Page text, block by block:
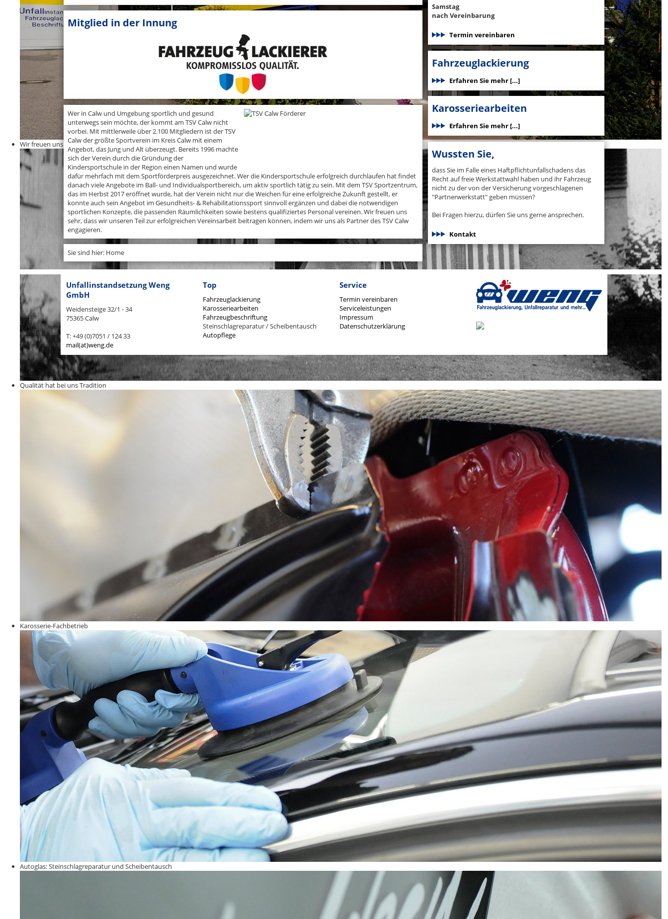
Wir freuen uns auf Ihren Besuch
Qualität hat bei uns Tradition
Karosserie-Fachbetrieb
Autoglas: Steinschlagreparatur und Scheibentausch
Samstag
nach Vereinbarung
Termin vereinbaren
Mitglied in der Innung
Fahrzeuglackierung
Erfahren Sie mehr [...]
Karosseriearbeiten
Erfahren Sie mehr [...]
Wer in Calw und Umgebung sportlich und gesund
unterwegs sein möchte, der kommt am TSV Calw nicht
vorbei. Mit mittlerweile über 2.100 Mitgliedern ist der TSV
Calw der größte Sportverein im Kreis Calw mit einem
Angebot, das Jung und Alt überzeugt. Bereits 1996 machte
sich der Verein durch die Gründung der
Kindersportschule in der Region einen Namen und wurde
dafür mehrfach mit dem Sportförderpreis ausgezeichnet. Wer die Kindersportschule erfolgreich durchlaufen hat findet
danach viele Angebote im Ball- und Individualsportbereich, um aktiv sportlich tätig zu sein. Mit dem TSV Sportzentrum,
das im Herbst 2017 eröffnet wurde, hat der Verein nicht nur die Weichen für eine erfolgreiche Zukunft gestellt, er
konnte auch sein Angebot im Gesundheits- & Rehabilitationssport sinnvoll ergänzen und dabei die notwendigen
sportlichen Konzepte, die passenden Räumlichkeiten sowie bestens qualifiziertes Personal vereinen. Wir freuen uns
sehr, dass wir unseren Teil zur erfolgreichen Vereinsarbeit beitragen können, indem wir uns als Partner des TSV Calw
engagieren.
Wussten Sie,
dass Sie im Falle eines Haftpflichtunfallschadens das
Recht auf freie Werkstattwahl haben und ihr Fahrzeug
nicht zu der von der Versicherung vorgeschlagenen
"Partnerwerkstatt" geben müssen?
Bei Fragen hierzu, dürfen Sie uns gerne ansprechen.
Kontakt
Sie sind hier: Home
Unfallinstandsetzung Weng
GmbH
Weidensteige 32/1 - 34
75365 Calw
T: +49 (0)7051 / 124 33
mail(at)weng.de
Top
Fahrzeuglackierung
Karosseriearbeiten
Fahrzeugbeschriftung
Steinschlagreparatur / Scheibentausch
Autopflege
Service
Termin vereinbaren
Serviceleistungen
Impressum
Datenschutzerklärung